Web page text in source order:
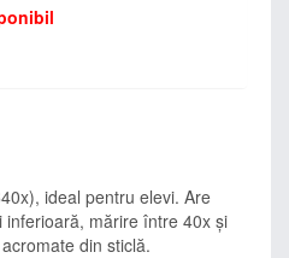
ideal pentru elevi. Are
mărire între 40x și
din sticlă.